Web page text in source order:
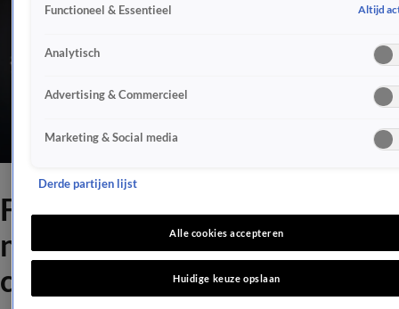
Fred van Leer laat Rumag
niet vallen ondanks ZML-
commotie
Functioneel & Essentieel Altijd
Analytisch
Advertising & Commercieel
Marketing & Social media
Derde partijen lijst
Alle cookies accepteren
Huidige keuze opslaan